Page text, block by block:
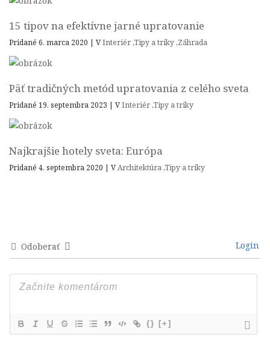
15 tipov na efektívne jarné upratovanie
Pridané 6. marca 2020 | VInteriér ,Tipy a triky ,Záhrada
Päť tradičných metód upratovania z celého sveta
Pridané 19. septembra 2023 | VInteriér ,Tipy a triky
Najkrajšie hotely sveta: Európa
Pridané 4. septembra 2020 | VArchitektúra ,Tipy a triky
Odoberať Login
{} [+]